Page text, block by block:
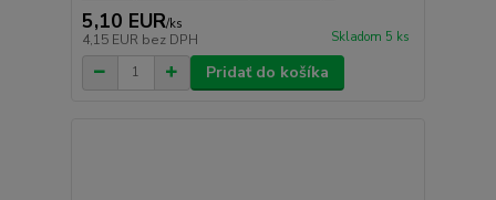
5,10 EUR/ks
4,15 EUR bez DPH Skladom 5 ks
Pridať do košíka